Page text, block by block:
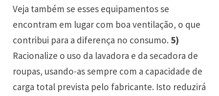
Veja também se esses equipamentos se
encontram em lugar com boa ventilação, o que
contribui para a diferença no consumo. 5)
Racionalize o uso da lavadora e da secadora de
roupas, usando-as sempre com a capacidade de
carga total prevista pelo fabricante. Isto reduzirá